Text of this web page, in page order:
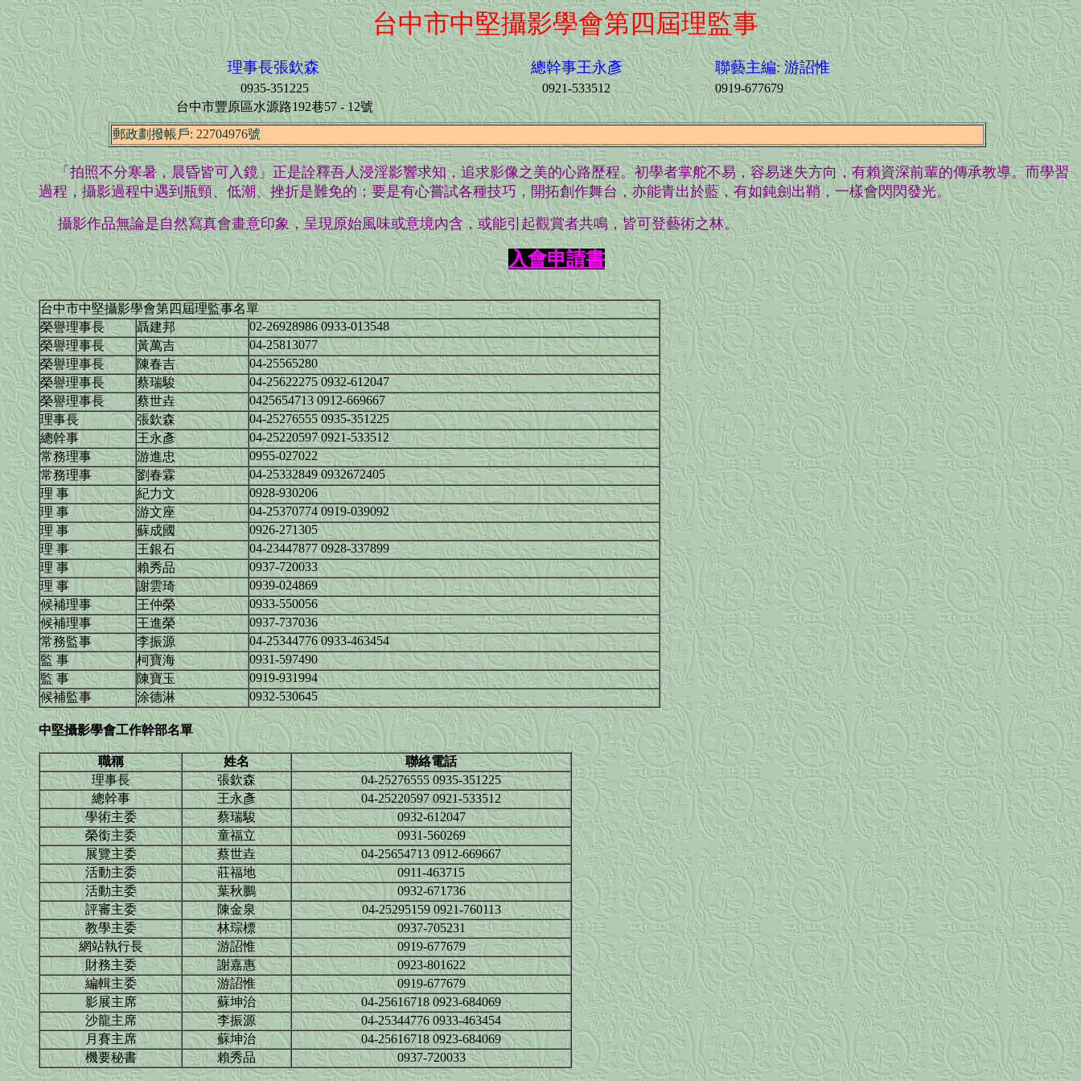
台中市中堅攝影學會第四屆理監事
理事長張欽森 總幹事王永彥 聯藝主編: 游詔惟
0935-351225 0921-533512
0919-677679
台中市豐原區水源路192巷57 - 12號
郵政劃撥帳戶: 22704976號
「拍照不分寒暑，晨昏皆可入鏡」正是詮釋吾人浸淫影響求知，追求影像之美的心路歷程。初學者掌舵不易，容易迷失方向，有賴資深前輩的傳承教導。而學習
過程，攝影過程中遇到瓶頸、低潮、挫折是難免的；要是有心嘗試各種技巧，開拓創作舞台，亦能青出於藍，有如鈍劍出鞘，一樣會閃閃發光。
攝影作品無論是自然寫真會畫意印象，呈現原始風味或意境內含，或能引起觀賞者共鳴，皆可登藝術之林。
入會申請書
台中市中堅攝影學會第四屆理監事名單
榮譽理事長
聶建邦
02-26928986 0933-013548
榮譽理事長
黃萬吉
04-25813077
榮譽理事長
陳春吉
04-25565280
榮譽理事長
蔡瑞駿
04-25622275 0932-612047
榮譽理事長
蔡世垚
0425654713 0912-669667
理事長
張欽森
04-25276555 0935-351225
總幹事
王永彥
04-25220597 0921-533512
常務理事
游進忠
0955-027022
常務理事
劉春霖
04-25332849 0932672405
理 事
紀力文
0928-930206
理 事
游文座
04-25370774 0919-039092
理 事
蘇成國
0926-271305
理 事
王銀石
04-23447877 0928-337899
理 事
賴秀品
0937-720033
理 事
謝雲琦
0939-024869
候補理事
王仲榮
0933-550056
候補理事
王進榮
0937-737036
常務監事
李振源
04-25344776 0933-463454
監 事
柯寶海
0931-597490
監 事
陳寶玉
0919-931994
候補監事
涂德淋 0932-530645
中堅攝影學會工作幹部名單
職稱 姓名
聯絡電話
理事長
張欽森
04-25276555 0935-351225
總幹事
王永彥
04-25220597 0921-533512
學術主委
蔡瑞駿
0932-612047
榮銜主委
童福立
0931-560269
展覽主委
蔡世垚
04-25654713 0912-669667
活動主委
莊福地
0911-463715
活動主委
葉秋鵬
0932-671736
評審主委
陳金泉
04-25295159 0921-760113
教學主委
林琮標
0937-705231
網站執行長
游詔惟
0919-677679
財務主委
謝嘉惠
0923-801622
編輯主委
游詔惟
0919-677679
影展主席
蘇坤治
04-25616718 0923-684069
沙龍主席
李振源
04-25344776 0933-463454
月賽主席
蘇坤治
04-25616718 0923-684069
機要秘書
賴秀品 0937-720033